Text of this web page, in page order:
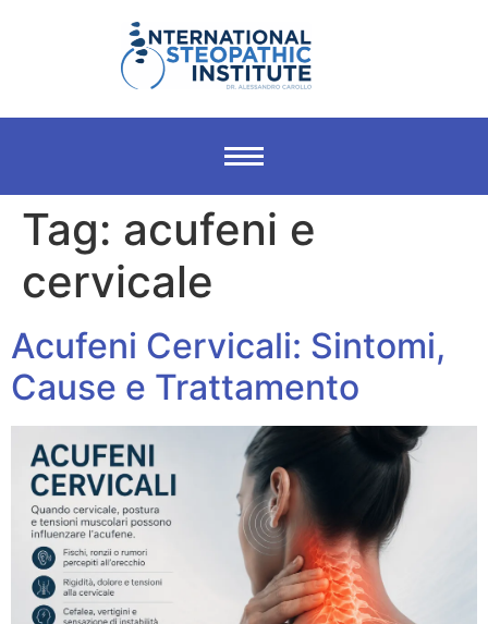
Tag: acufeni e
cervicale
Acufeni Cervicali: Sintomi,
Cause e Trattamento